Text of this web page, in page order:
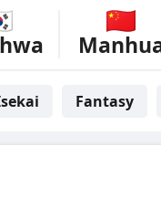
Fantasy